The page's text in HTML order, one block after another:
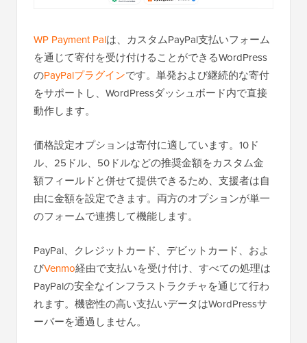
WP Payment Palは、カスタムPayPal支払いフォーム
を通じて寄付を受け付けることができるWordPress
のPayPalプラグインです。単発および継続的な寄付
をサポートし、WordPressダッシュボード内で直接
動作します。
価格設定オプションは寄付に適しています。10ド
ル、25ドル、50ドルなどの推奨金額をカスタム金
額フィールドと併せて提供できるため、支援者は自
由に金額を設定できます。両方のオプションが単一
のフォームで連携して機能します。
PayPal、クレジットカード、デビットカード、およ
びVenmo経由で支払いを受け付け、すべての処理は
PayPalの安全なインフラストラクチャを通じて行わ
れます。機密性の高い支払いデータはWordPressサ
ーバーを通過しません。